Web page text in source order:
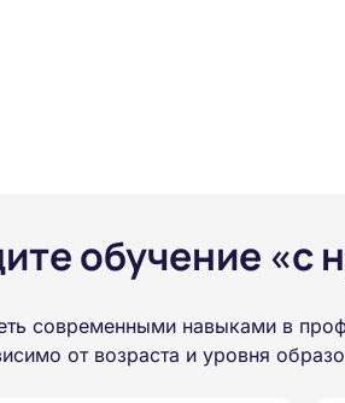
обучение «с
современными навыками в
от возраста и уровня